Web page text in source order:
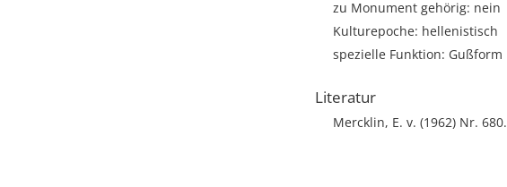
zu Monument gehörig: nein
Kulturepoche: hellenistisch
spezielle Funktion: Gußform
Literatur
Mercklin, E. v. (1962) Nr. 680.